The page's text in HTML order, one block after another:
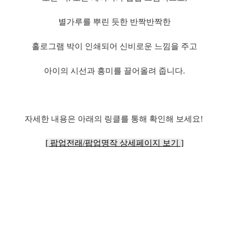
별가루를 뿌린 듯한 반짝반짝한
홀로그램 박이 인쇄되어 신비로운 느낌을 주고
아이의 시선과 흥미를 끌어올려 줍니다.
자세한 내용은 아래의 링클를 통해 확인해 보세요!
[ 팝업전래/팝업명작 상세페이지 보기 ]